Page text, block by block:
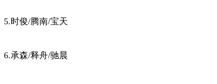
5.时俊/腾南/宝天
6.承森/释舟/驰晨